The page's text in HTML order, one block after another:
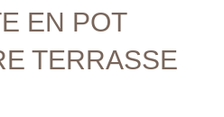
EN POT
TERRASSE